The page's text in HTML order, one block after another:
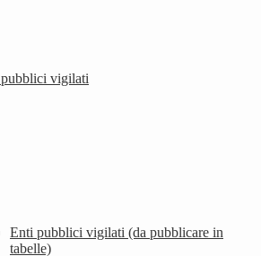
vigilati
Enti pubblici vigilati (da pubblicare in
tabelle)